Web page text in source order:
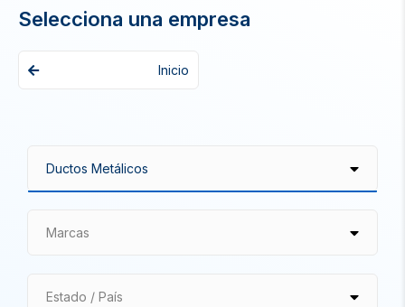
Selecciona una empresa
Inicio
Marcas
Estado / País